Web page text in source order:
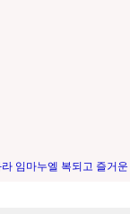
임마누엘 복되고 즐거